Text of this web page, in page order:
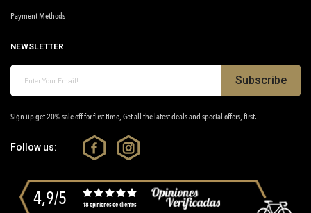
Payment Methods
NEWSLETTER
Subscribe
Sign up get 20% sale off for first time, Get all the latest deals and special offers, first.
Follow us:
4,9/5 18 opiniones de clientes